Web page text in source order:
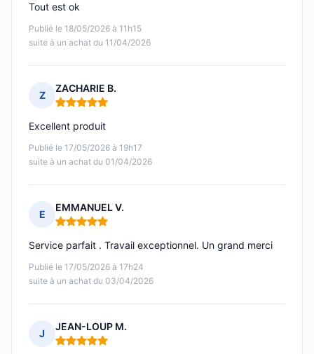
Publié le 18/05/2026 à 11h15
suite à un achat du 11/04/2026
Tout est ok
Z
ZACHARIE B.
Note : 5 sur 5
Publié le 17/05/2026 à 19h17
suite à un achat du 01/04/2026
Excellent produit
E
EMMANUEL V.
Note : 5 sur 5
Publié le 17/05/2026 à 17h24
suite à un achat du 03/04/2026
Service parfait . Travail exceptionnel. Un grand merci
J
JEAN-LOUP M.
Note : 5 sur 5